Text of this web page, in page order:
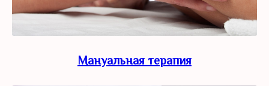
Мануальная терапия